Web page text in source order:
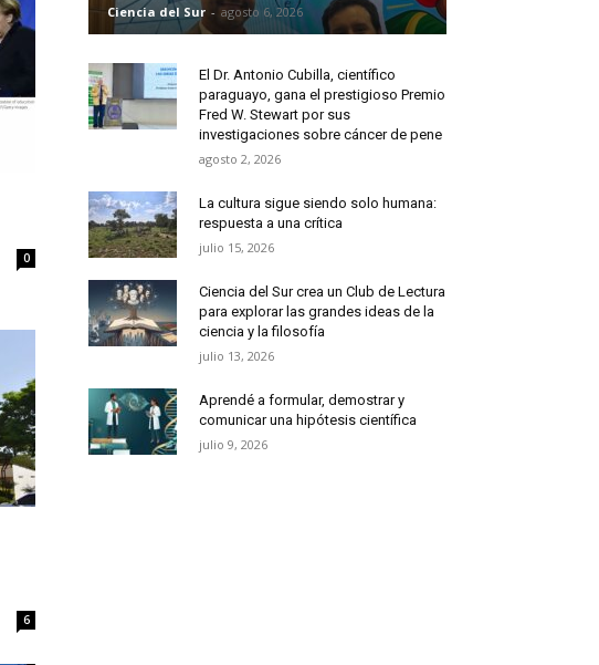
0
6
Ciencia del Sur - agosto 6, 2026
El Dr. Antonio Cubilla, científico
paraguayo, gana el prestigioso Premio
Fred W. Stewart por sus
investigaciones sobre cáncer de pene
agosto 2, 2026
La cultura sigue siendo solo humana:
respuesta a una crítica
julio 15, 2026
Ciencia del Sur crea un Club de Lectura
para explorar las grandes ideas de la
ciencia y la filosofía
julio 13, 2026
Aprendé a formular, demostrar y
comunicar una hipótesis científica
julio 9, 2026